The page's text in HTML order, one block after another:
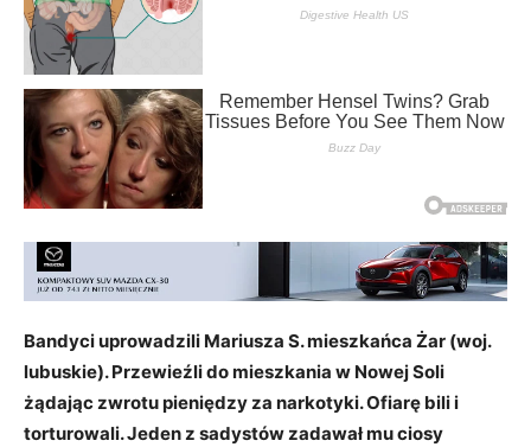
Bandyci uprowadzili Mariusza S. mieszkańca Żar (woj.
lubuskie). Przewieźli do mieszkania w Nowej Soli
żądając zwrotu pieniędzy za narkotyki. Ofiarę bili i
torturowali. Jeden z sadystów zadawał mu ciosy